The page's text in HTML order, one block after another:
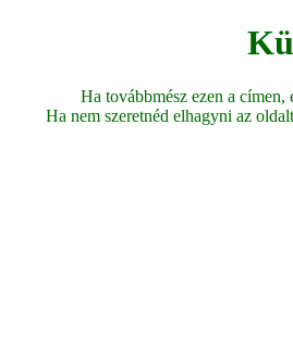
Ha továbbmész ezen a
Ha nem szeretnéd elhagyni az